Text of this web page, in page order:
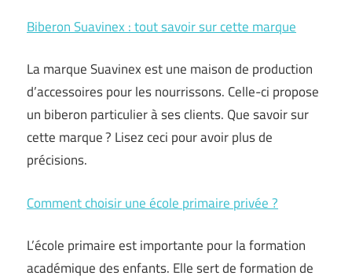
Biberon Suavinex : tout savoir sur cette marque
La marque Suavinex est une maison de production
d’accessoires pour les nourrissons. Celle-ci propose
un biberon particulier à ses clients. Que savoir sur
cette marque ? Lisez ceci pour avoir plus de
précisions.
Comment choisir une école primaire privée ?
L’école primaire est importante pour la formation
académique des enfants. Elle sert de formation de